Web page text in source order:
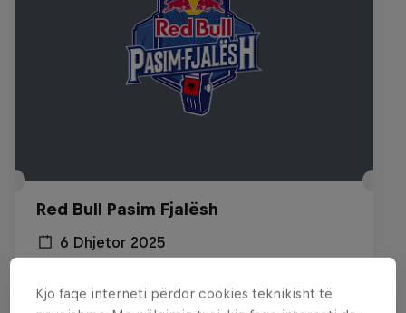
Red Bull Pasim Fjalësh
6 Dhjetor 2025
URBAN CULTURE
Kjo faqe interneti përdor cookies teknikisht të